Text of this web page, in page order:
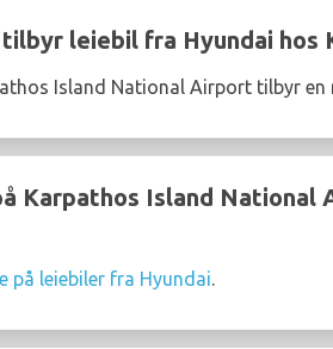
leiebil fra Hyundai hos
Island National Airport tilbyr en
Karpathos Island
på leiebiler fra Hyundai.